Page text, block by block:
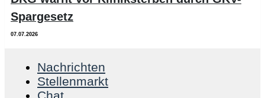
Spargesetz
07.07.2026
Nachrichten
Stellenmarkt